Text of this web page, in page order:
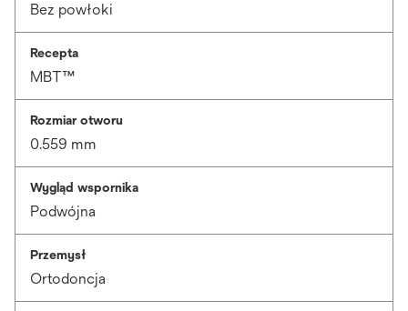
Bez powłoki
Recepta
MBT™
Rozmiar otworu
0.559 mm
Wygląd wspornika
Podwójna
Przemysł
Ortodoncja